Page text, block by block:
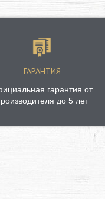
ГАРАНТИЯ
гарантия от
до 5 лет